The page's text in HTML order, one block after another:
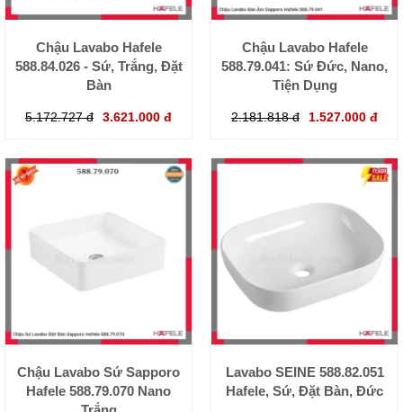
Chậu Lavabo Hafele
588.84.026 - Sứ, Trắng, Đặt
Bàn
5.172.727 đ 3.621.000 đ
Chậu Lavabo Hafele
588.79.041: Sứ Đức, Nano,
Tiện Dụng
2.181.818 đ 1.527.000 đ
Chậu Lavabo Sứ Sapporo
Hafele 588.79.070 Nano
Lavabo SEINE 588.82.051
Hafele, Sứ, Đặt Bàn, Đức